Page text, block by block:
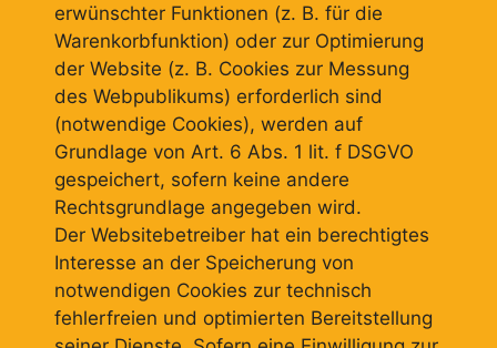
erwünschter Funktionen (z. B. für die
Warenkorbfunktion) oder zur Optimierung
der Website (z. B. Cookies zur Messung
des Webpublikums) erforderlich sind
(notwendige Cookies), werden auf
Grundlage von Art. 6 Abs. 1 lit. f DSGVO
gespeichert, sofern keine andere
Rechtsgrundlage angegeben wird.
Der Websitebetreiber hat ein berechtigtes
Interesse an der Speicherung von
notwendigen Cookies zur technisch
fehlerfreien und optimierten Bereitstellung